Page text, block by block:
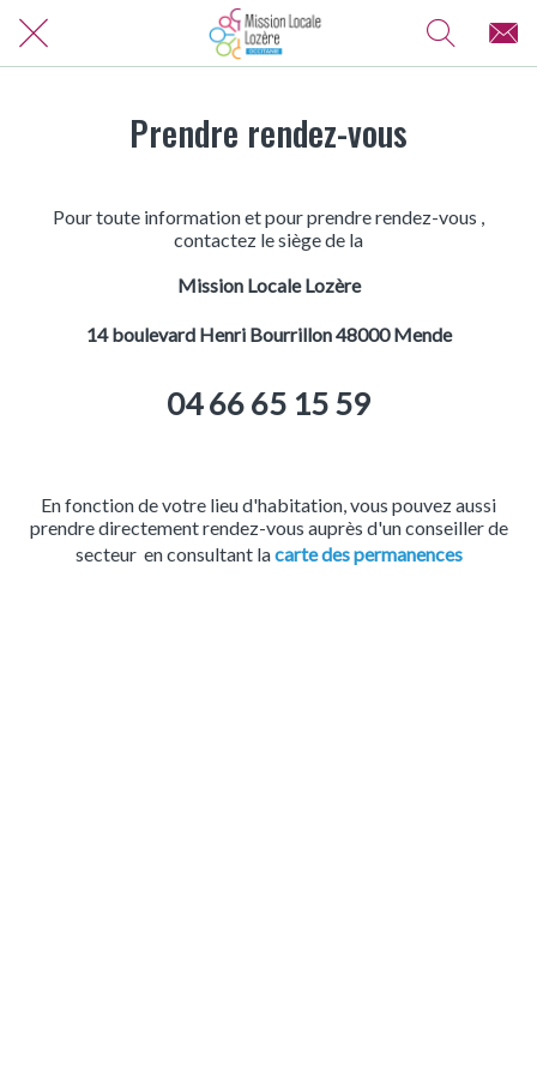
Prendre rendez-vous
Pour toute information et pour prendre rendez-vous ,
contactez le siège de la
Mission Locale Lozère
14 boulevard Henri Bourrillon 48000 Mende
04 66 65 15 59
En fonction de votre lieu d'habitation, vous pouvez aussi
prendre directement rendez-vous auprès d'un conseiller de
secteur en consultant lacarte des permanences